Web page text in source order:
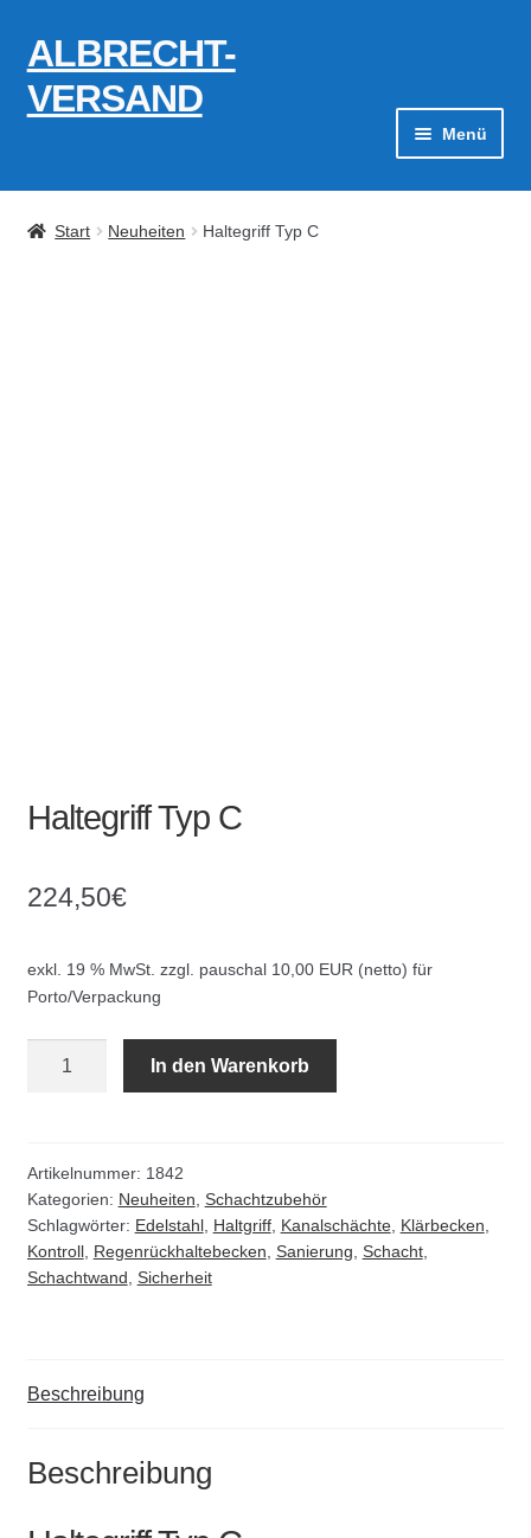
Zur
Navigation
springen
Zum
Inhalt
springen
ALBRECHT-
VERSAND
Menü
Zahlungsarten
Funkenfreies Werkzeug
Kanalisation
Kommunalbedarf
Rohrauslassgitter
Schachtzubehör
Stadtmöblierung
Start Neuheiten Haltegriff Typ C
Haltegriff Typ C
224,50€
exkl. 19 % MwSt. zzgl. pauschal 10,00 EUR (netto) für
Porto/Verpackung
In den Warenkorb
Artikelnummer: 1842
Kategorien: Neuheiten Schachtzubehör
Schlagwörter: Edelstahl, Haltgriff, Kanalschächte, Klärbecken
Kontroll, Regenrückhaltebecken Sanierung Schacht,
Schachtwand Sicherheit
Beschreibung
Beschreibung